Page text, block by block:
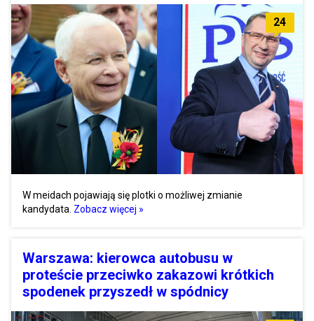
24
W meidach pojawiają się plotki o możliwej zmianie
kandydata. Zobacz więcej »
Warszawa: kierowca autobusu w
proteście przeciwko zakazowi krótkich
spodenek przyszedł w spódnicy